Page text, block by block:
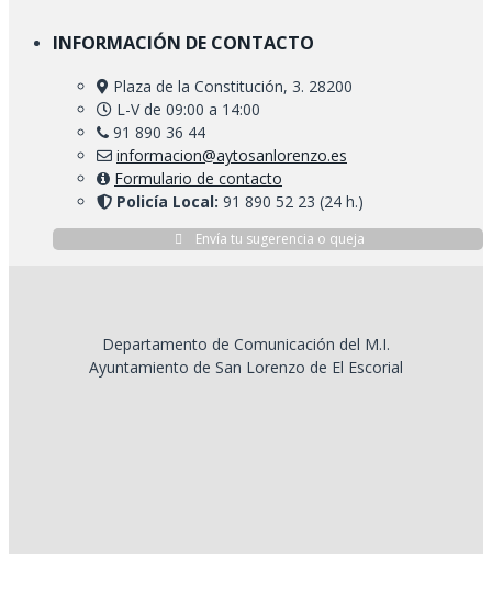
INFORMACIÓN DE CONTACTO
Plaza de la Constitución, 3. 28200
L-V de 09:00 a 14:00
91 890 36 44
informacion@aytosanlorenzo.es
Formulario de contacto
Policía Local: 91 890 52 23 (24 h.)
Envía tu sugerencia o queja
Departamento de Comunicación del M.I.
Ayuntamiento de San Lorenzo de El Escorial